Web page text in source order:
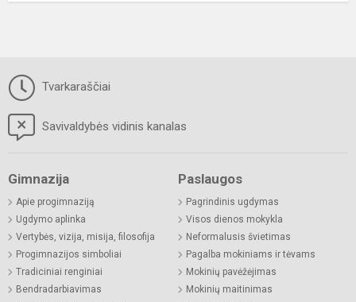
Tvarkaraščiai
Savivaldybės vidinis kanalas
Gimnazija
Apie progimnaziją
Ugdymo aplinka
Vertybės, vizija, misija, filosofija
Progimnazijos simboliai
Tradiciniai renginiai
Bendradarbiavimas
Paslaugos
Pagrindinis ugdymas
Visos dienos mokykla
Neformalusis švietimas
Pagalba mokiniams ir tėvams
Mokinių pavėžėjimas
Mokinių maitinimas